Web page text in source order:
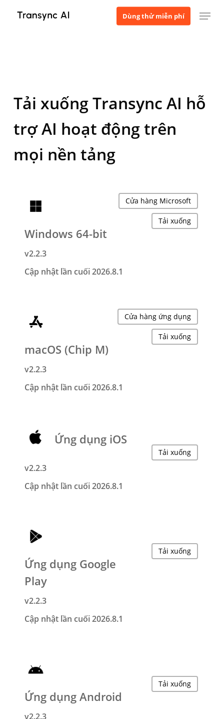
Dùng thử miễn phí Thực đơn
Tải xuống Transync AI hỗ
trợ AI hoạt động trên
mọi nền tảng
Windows 64-bit
v2.2.3
Cập nhật lần cuối 2026.8.1
Cửa hàng Microsoft
Tải xuống
macOS (Chip M)
v2.2.3
Cập nhật lần cuối 2026.8.1
Cửa hàng ứng dụng
Tải xuống
Ứng dụng iOS
v2.2.3
Cập nhật lần cuối 2026.8.1
Tải xuống
Ứng dụng Google
Play
v2.2.3
Cập nhật lần cuối 2026.8.1
Tải xuống
Ứng dụng Android
v2.2.3
Tải xuống